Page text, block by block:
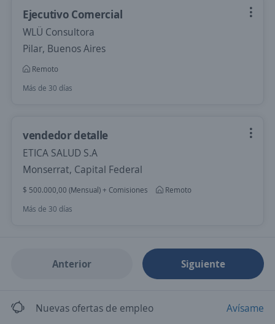
Ejecutivo Comercial
WLÜ Consultora
Pilar, Buenos Aires
Remoto
Más de 30 días
vendedor detalle
ETICA SALUD S.A
Monserrat, Capital Federal
$ 500.000,00 (Mensual) + Comisiones
Remoto
Más de 30 días
Anterior Siguiente
Nuevas ofertas de empleo Avísame